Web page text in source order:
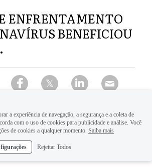
ENFRENTAMENTO
BENEFICIOU
a experiência de navegação, a segurança e a coleta de
com o uso de cookies para publicidade e análise. Você
de cookies a qualquer momento. Saiba mais
Rejeitar Todos